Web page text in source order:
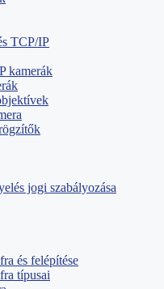
TCP/IP
kamerák
jogi szabályozása
és felépítése
típusai